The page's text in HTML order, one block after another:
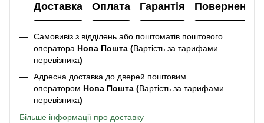
Доставка Оплата Гарантія Повернення
Самовивіз з відділень або поштоматів поштового
оператора Нова Пошта (Вартість за тарифами
перевізника)
Адресна доставка до дверей поштовим
оператором Нова Пошта (Вартість за тарифами
перевізника)
Більше інформації про доставку